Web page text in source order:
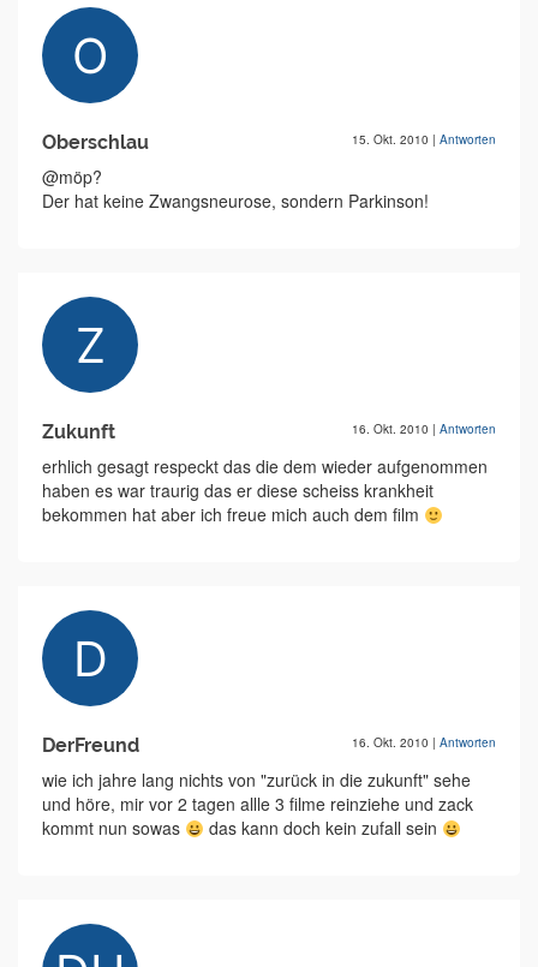
Oberschlau 15. Okt. 2010 | Antworten
@möp?
Der hat keine Zwangsneurose, sondern Parkinson!
Zukunft 16. Okt. 2010 | Antworten
erhlich gesagt respeckt das die dem wieder aufgenommen
haben es war traurig das er diese scheiss krankheit
bekommen hat aber ich freue mich auch dem film
DerFreund 16. Okt. 2010 | Antworten
wie ich jahre lang nichts von "zurück in die zukunft" sehe
und höre, mir vor 2 tagen allle 3 filme reinziehe und zack
kommt nun sowas
das kann doch kein zufall sein